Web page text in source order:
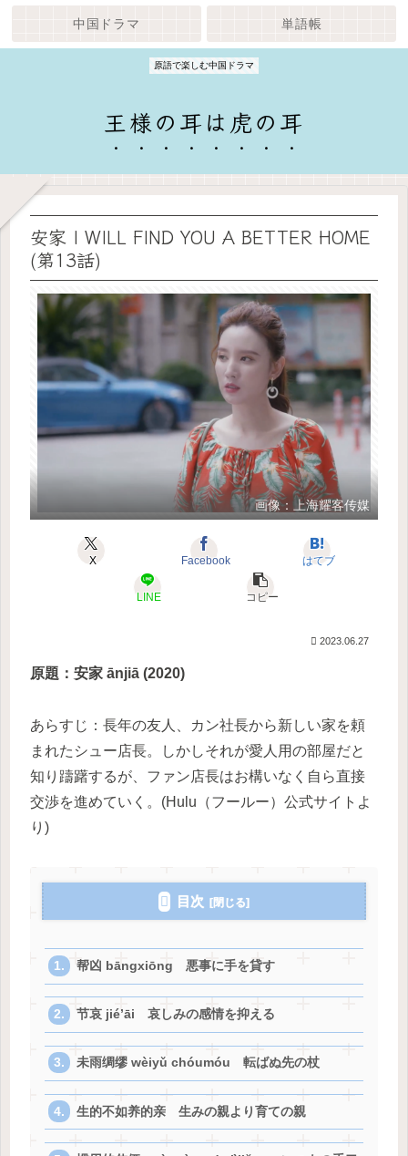
原語で楽しむ中国ドラマ
王様の耳は虎の耳
中国ドラマ 単語帳
安家 I WILL FIND YOU A BETTER HOME
(第13話)
画像：上海耀客传媒
X Facebook はてブ
LINE コピー
2023.06.27
原題：安家 ānjiā (2020)
あらすじ：長年の友人、カン社長から新しい家を頼
まれたシュー店長。しかしそれが愛人用の部屋だと
知り躊躇するが、ファン店長はお構いなく自ら直接
交渉を進めていく。(Hulu（フールー）公式サイトよ
り)
目次
帮凶 bāngxiōng 悪事に手を貸す
节哀 jié’āi 哀しみの感情を抑える
未雨绸缪 wèiyǔ chóumóu 転ばぬ先の杖
生的不如养的亲 生みの親より育ての親